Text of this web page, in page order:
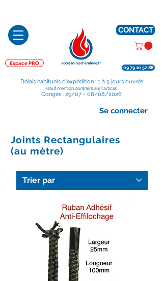
Espace PRO
CONTACT
09 79 10 52 88
Délais habituels d'expédition : 1 à 5 jours ouvrés
(sauf mention contraire sur l'article)
Congés : 29/07 - 08/08/2026
Se connecter
Joints Rectangulaires
(au mètre)